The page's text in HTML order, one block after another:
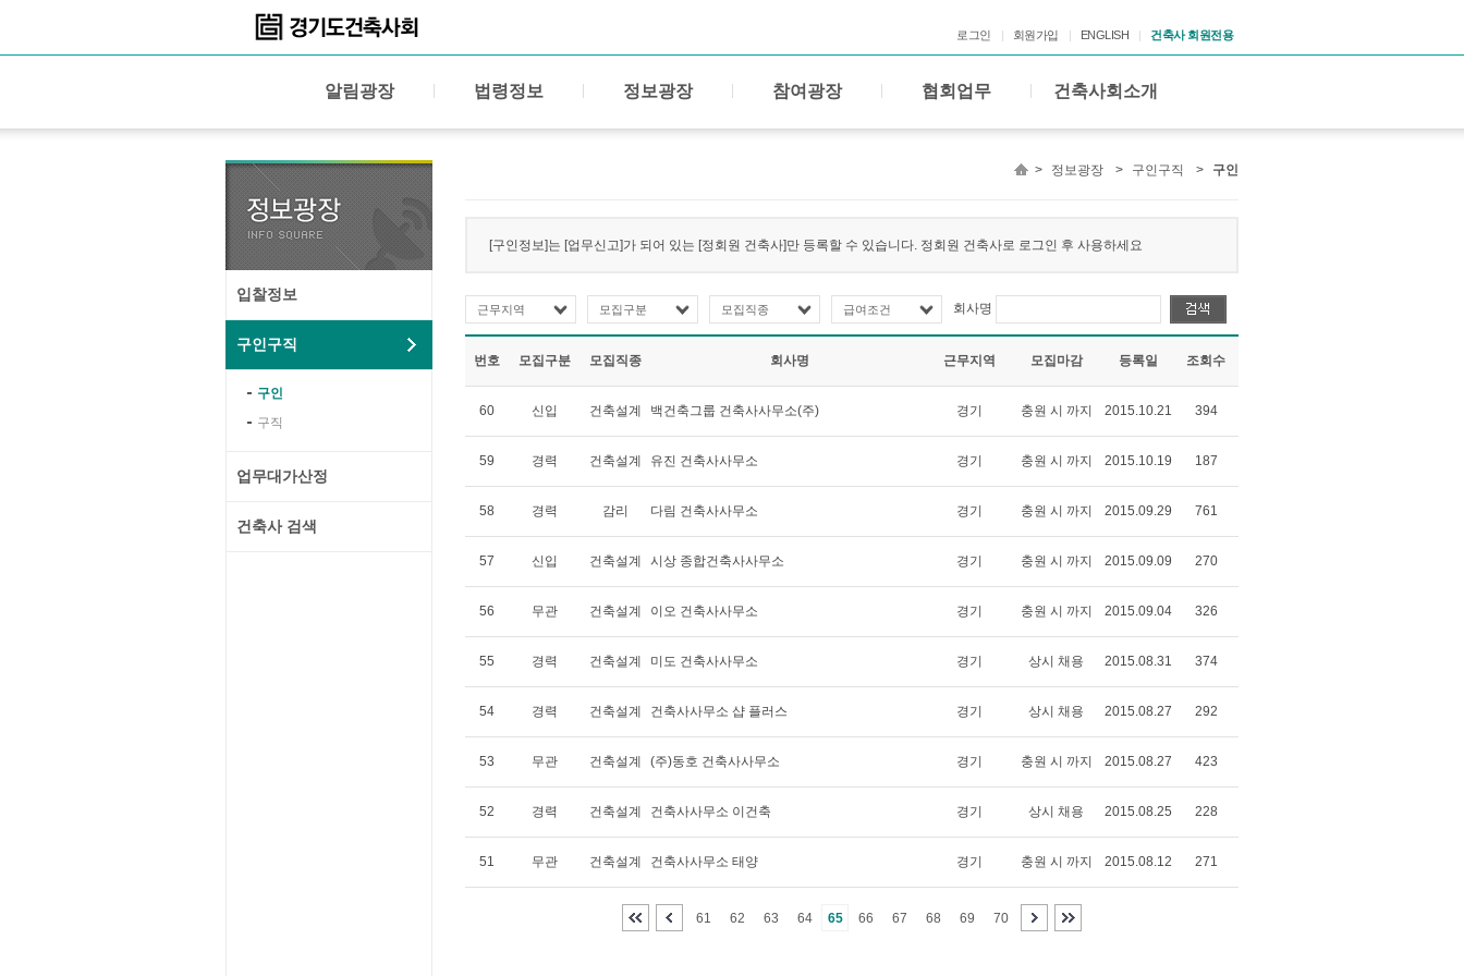
로그인 회원가입 ENGLISH 건축사 회원전용
알림광장 법령정보 정보광장 참여광장 협회업무 건축사회소개
입찰정보
구인구직
구인
구직
업무대가산정
건축사 검색
> 정보광장 > 구인구직 > 구인
[구인정보]는 [업무신고]가 되어 있는 [정회원 건축사]만 등록할 수 있습니다. 정회원 건축사로 로그인 후 사용하세요
근무지역 모집구분 모집직종 급여조건 회사명
번호 모집구분 모집직종 회사명 근무지역 모집마감 등록일 조회수
60 신입 건축설계 백건축그룹 건축사사무소(주) 경기 충원 시 까지 2015.10.21 394
59 경력 건축설계 유진 건축사사무소 경기 충원 시 까지 2015.10.19 187
58 경력 감리 다림 건축사사무소 경기 충원 시 까지 2015.09.29 761
57 신입 건축설계 시상 종합건축사사무소 경기 충원 시 까지 2015.09.09 270
56 무관 건축설계 이오 건축사사무소 경기 충원 시 까지 2015.09.04 326
55 경력 건축설계 미도 건축사사무소 경기 상시 채용 2015.08.31 374
54 경력 건축설계 건축사사무소 샵 플러스 경기 상시 채용 2015.08.27 292
53 무관 건축설계 (주)동호 건축사사무소 경기 충원 시 까지 2015.08.27 423
52 경력 건축설계 건축사사무소 이건축 경기 상시 채용 2015.08.25 228
51 무관 건축설계 건축사사무소 태양 경기 충원 시 까지 2015.08.12 271
61 62 63 64 65 66 67 68 69 70